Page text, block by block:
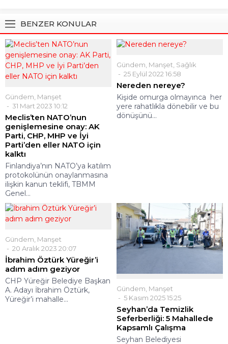
BENZER KONULAR
Gündem Manşet
31 Mart 2023 10:12
Meclis’ten NATO’nun
genişlemesine onay: AK
Parti, CHP, MHP ve İyi
Parti’den eller NATO için
kalktı
Finlandiya’nın NATO’ya katılım
protokolünün onaylanmasına
ilişkin kanun teklifi, TBMM
Genel...
Gündem Manşet Sağlık
25 Eylül 2022 16:58
Nereden nereye?
Kişide omurga olmayınca her
yere rahatlıkla dönebilir ve bu
dönüşünü...
Gündem Manşet
20 Aralık 2023 20:07
İbrahim Öztürk Yüreğir’i
adım adım geziyor
CHP Yüreğir Belediye Başkan
A. Adayı İbrahim Öztürk,
Yüreğir’i mahalle...
Gündem Manşet
5 Kasım 2025 15:25
Seyhan’da Temizlik
Seferberliği: 5 Mahallede
Kapsamlı Çalışma
Seyhan Belediyesi